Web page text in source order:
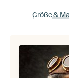
Größe &